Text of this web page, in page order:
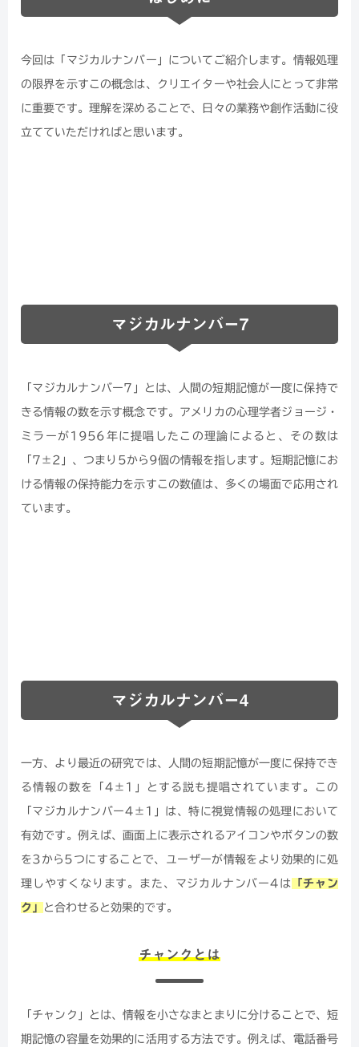
今回は「マジカルナンバー」についてご紹介します。情報処理
の限界を示すこの概念は、クリエイターや社会人にとって非常
に重要です。理解を深めることで、日々の業務や創作活動に役
立てていただければと思います。
マジカルナンバー7
「マジカルナンバー7」とは、人間の短期記憶が一度に保持で
きる情報の数を示す概念です。アメリカの心理学者ジョージ・
ミラーが1956年に提唱したこの理論によると、その数は
「7±2」、つまり5から9個の情報を指します。短期記憶にお
ける情報の保持能力を示すこの数値は、多くの場面で応用され
ています。
マジカルナンバー4
一方、より最近の研究では、人間の短期記憶が一度に保持でき
る情報の数を「4±1」とする説も提唱されています。この
「マジカルナンバー4±1」は、特に視覚情報の処理において
有効です。例えば、画面上に表示されるアイコンやボタンの数
を3から5つにすることで、ユーザーが情報をより効果的に処
理しやすくなります。また、マジカルナンバー4は 「チャン
ク」 と合わせると効果的です。
チャンクとは
「チャンク」とは、情報を小さなまとまりに分けることで、短
期記憶の容量を効果的に活用する方法です。例えば、電話番号